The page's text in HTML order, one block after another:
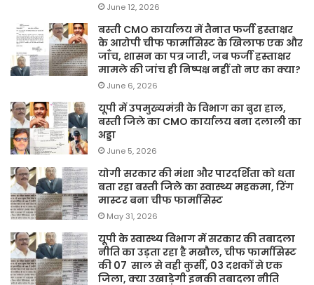
June 12, 2026
बस्ती CMO कार्यालय में तैनात फर्जी हस्ताक्षर
के आरोपी चीफ फार्मासिस्ट के खिलाफ एक और
जाँच, शासन का पत्र जारी, जब फर्जी हस्ताक्षर
मामले की जांच ही निष्पक्ष नहीं तो नए का क्या?
June 6, 2026
यूपी में उपमुख्यमंत्री के विभाग का बुरा हाल,
बस्ती जिले का CMO कार्यालय बना दलाली का
अड्डा
June 5, 2026
योगी सरकार की मंशा और पारदर्शिता को धता
बता रहा बस्ती जिले का स्वास्थ्य महकमा, रिंग
मास्टर बना चीफ फार्मासिस्ट
May 31, 2026
यूपी के स्वास्थ्य विभाग में सरकार की तबादला
नीति का उड़ता रहा है मखौल, चीफ फार्मासिस्ट
की 07 साल से वही कुर्सी, 03 दशकों से एक
जिला, क्या उखाड़ेगी इनकी तबादला नीति